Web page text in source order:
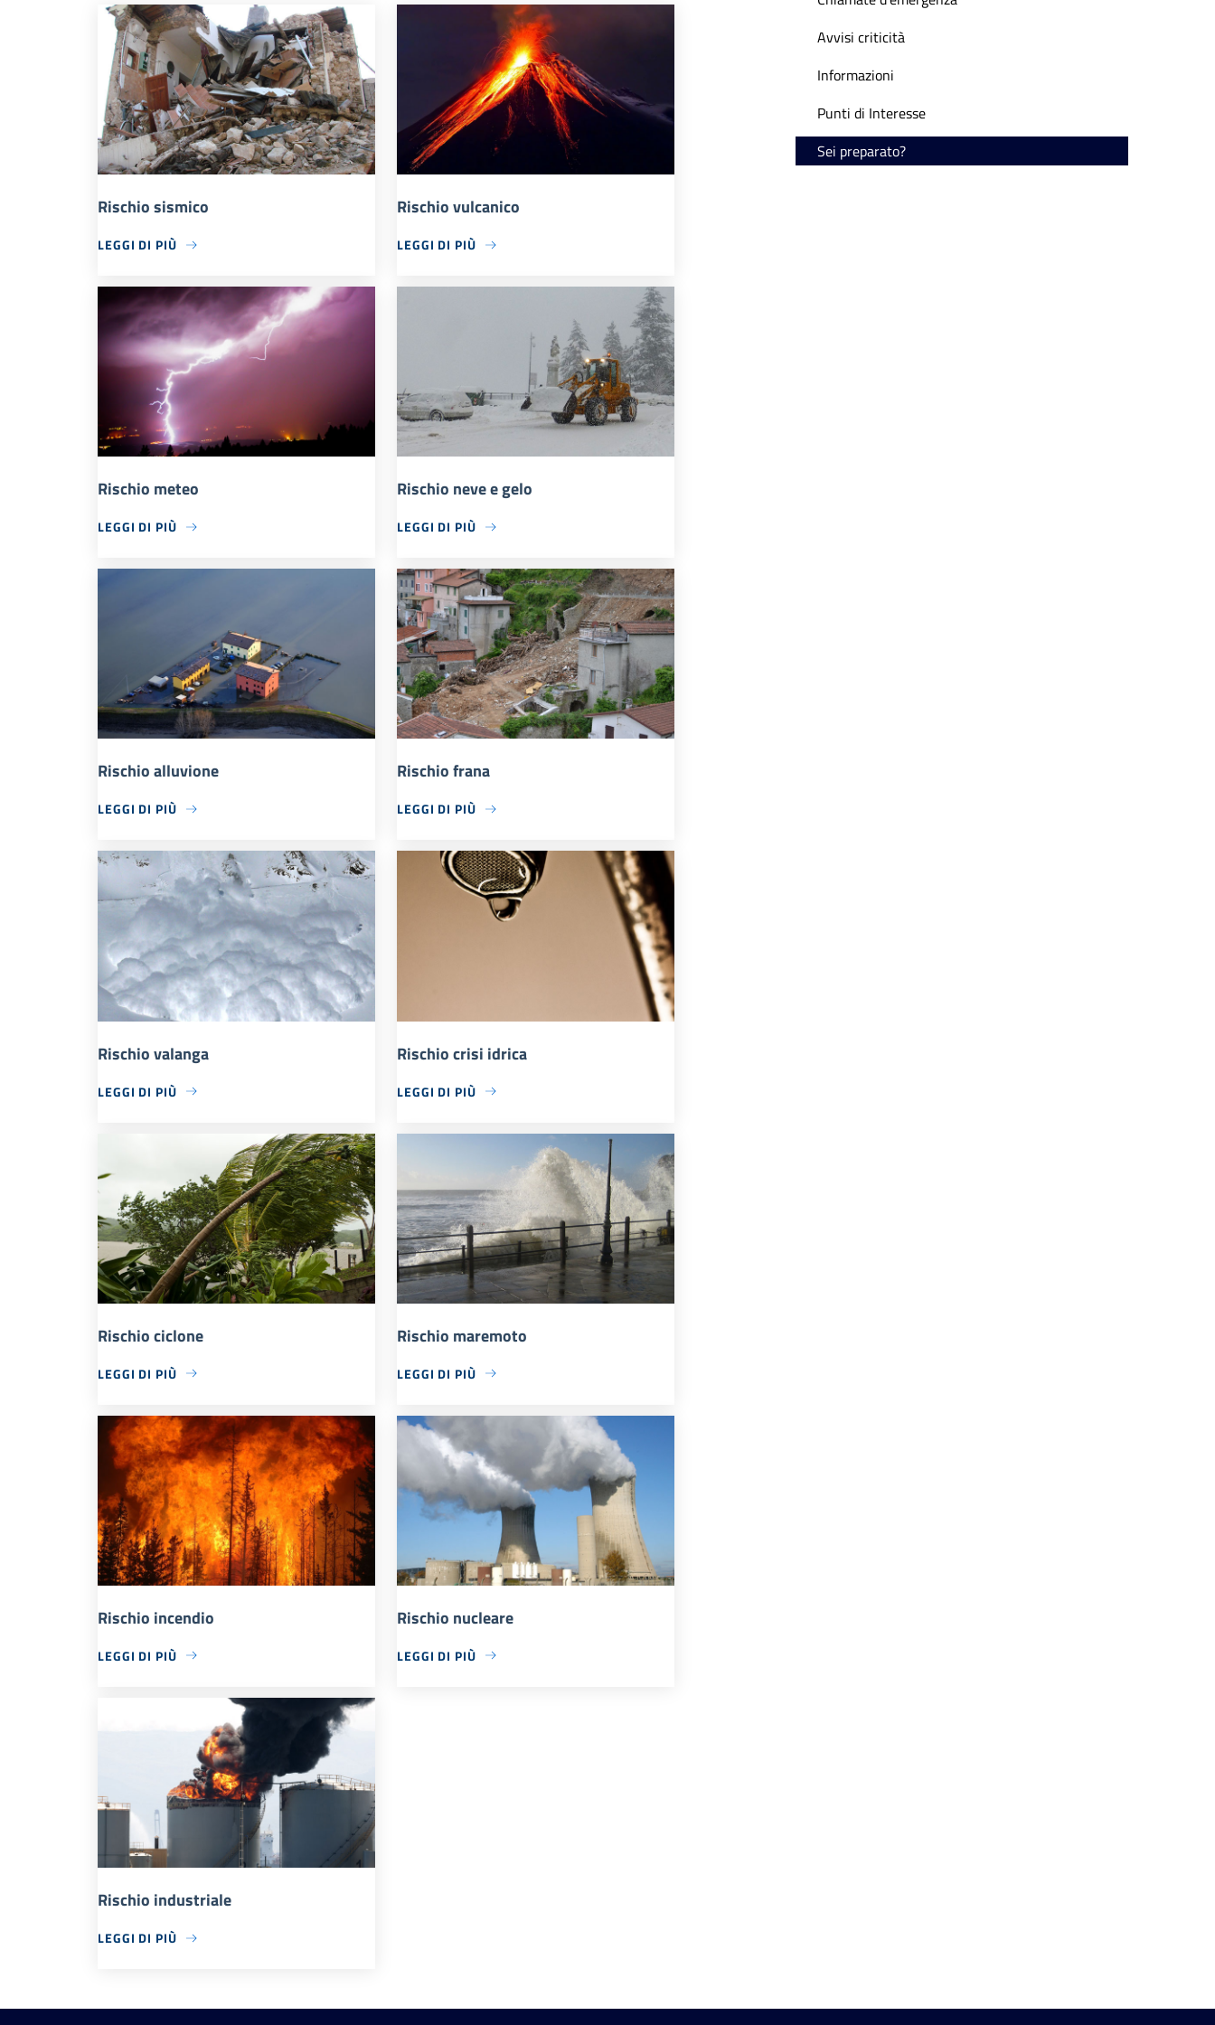
Rischio sismico
LEGGI DI PIÙ
Rischio vulcanico
LEGGI DI PIÙ
Rischio meteo
LEGGI DI PIÙ
Rischio neve e gelo
LEGGI DI PIÙ
Rischio alluvione
LEGGI DI PIÙ
Rischio frana
LEGGI DI PIÙ
Rischio valanga
LEGGI DI PIÙ
Rischio crisi idrica
LEGGI DI PIÙ
Rischio ciclone
LEGGI DI PIÙ
Rischio maremoto
LEGGI DI PIÙ
Rischio incendio
LEGGI DI PIÙ
Rischio nucleare
LEGGI DI PIÙ
Rischio industriale
LEGGI DI PIÙ
Avvisi criticità
Informazioni
Punti di Interesse
Sei preparato?